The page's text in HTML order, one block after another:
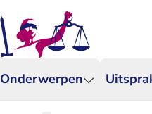
Onderwerpen